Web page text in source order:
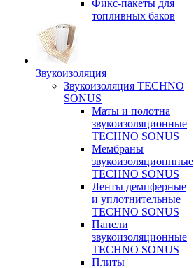
Фикс-пакеты для
топливных баков
Звукоизоляция
Звукоизоляция TECHNO
SONUS
Маты и полотна
звукоизоляционные
TECHNO SONUS
Мембраны
звукоизоляционнные
TECHNO SONUS
Ленты демпферные
и уплотнительные
TECHNO SONUS
Панели
звукоизоляционные
TECHNO SONUS
Плиты